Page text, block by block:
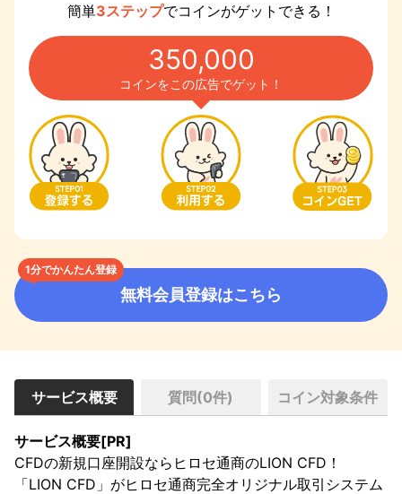
簡単3ステップでコインがゲットできる！
350,000
コインをこの広告でゲット！
1分でかんたん登録
無料会員登録はこちら
サービス概要 質問(0件) コイン対象条件
サービス概要[PR]
CFDの新規口座開設ならヒロセ通商のLION CFD！
「LION CFD」がヒロセ通商完全オリジナル取引システム